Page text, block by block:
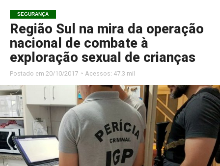
SEGURANÇA
Região Sul na mira da operação
nacional de combate à
exploração sexual de crianças
Postado em 20/10/2017 ◔ Acessos: 47.3 mil